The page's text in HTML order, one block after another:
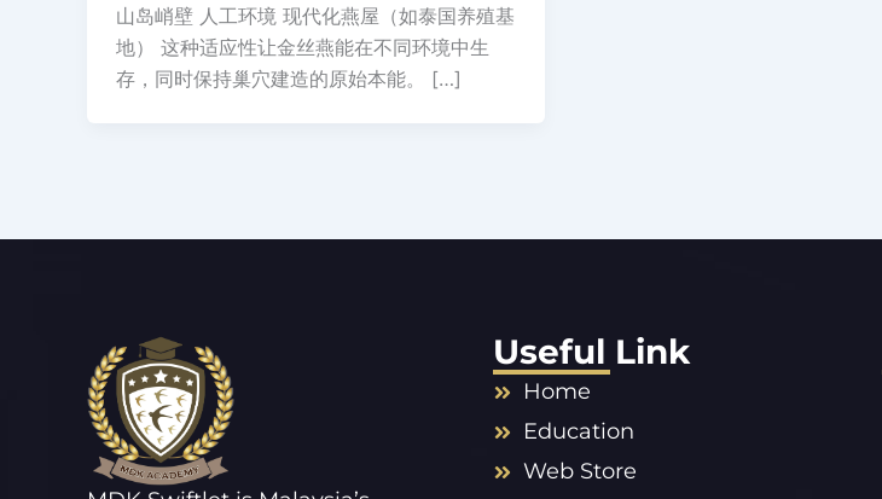
山岛峭壁 人工环境 现代化燕屋（如泰国养殖基
地） 这种适应性让金丝燕能在不同环境中生
存，同时保持巢穴建造的原始本能。 […]
Useful Link
Home
Education
Web Store